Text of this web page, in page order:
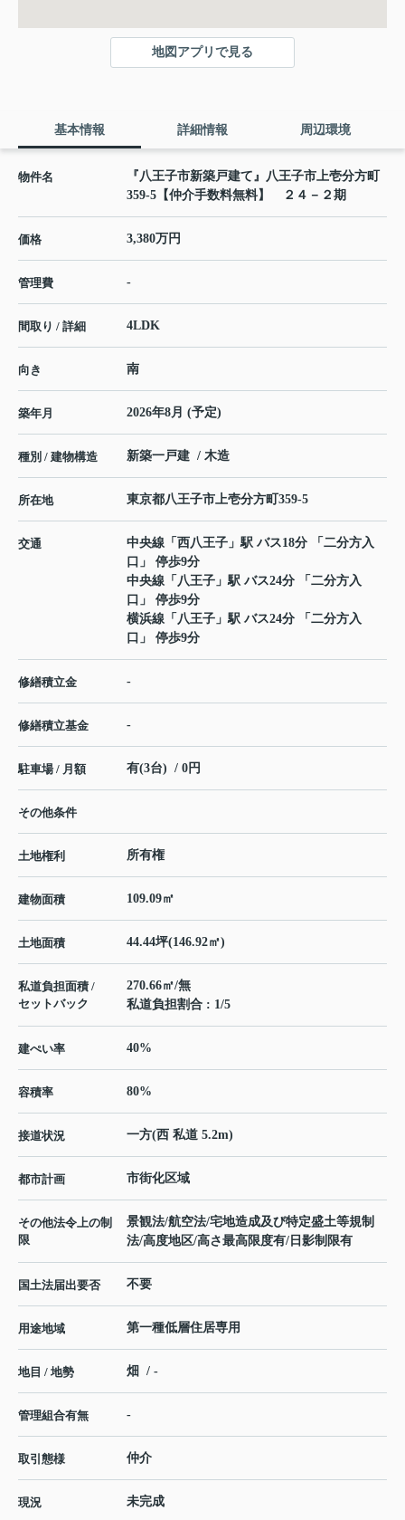
地図アプリで見る
基本情報 詳細情報 周辺環境
物件名
『八王子市新築戸建て』八王子市上壱分方町
359-5【仲介手数料無料】 ２４－２期
価格 3,380万円
管理費 -
間取り / 詳細 4LDK
向き 南
築年月 2026年8月 (予定)
種別 / 建物構造 新築一戸建 / 木造
所在地 東京都八王子市 上壱分方町 359-5
交通 中央線 「 西八王子 」駅 バス18分 「二分方入
口」 停歩9分
中央線 「 八王子 」駅 バス24分 「二分方入
口」 停歩9分
横浜線 「 八王子 」駅 バス24分 「二分方入
口」 停歩9分
修繕積立金 -
修繕積立基金 -
駐車場 / 月額 有(3台) / 0円
その他条件
土地権利 所有権
建物面積 109.09㎡
土地面積 44.44坪(146.92㎡)
私道負担面積 /
セットバック
270.66㎡/無
私道負担割合 : 1/5
建ぺい率 40%
容積率 80%
接道状況 一方(西 私道 5.2m)
都市計画 市街化区域
その他法令上の制
限
景観法/航空法/宅地造成及び特定盛土等規制
法/高度地区/高さ最高限度有/日影制限有
国土法届出要否 不要
用途地域 第一種低層住居専用
地目 / 地勢 畑 / -
管理組合有無 -
取引態様 仲介
現況 未完成